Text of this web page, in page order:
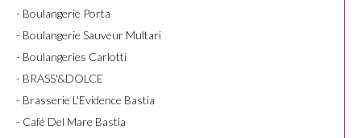
- Boulangerie Porta
- Boulangerie Sauveur Multari
- Boulangeries Carlotti
- BRASS'&DOLCE
- Brasserie L'Evidence Bastia
- Café Del Mare Bastia